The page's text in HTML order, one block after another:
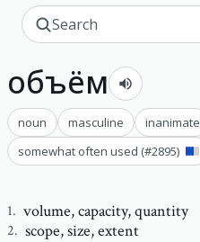
объём
noun masculine inanimate
somewhat often used (#2895)
1. volume,capacity, quantity
2. scope,size, extent